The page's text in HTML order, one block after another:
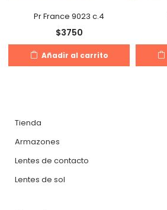
Pr France 9023 c.4
$3750
Añadir al carrito
Tienda
Armazones
Lentes de contacto
Lentes de sol